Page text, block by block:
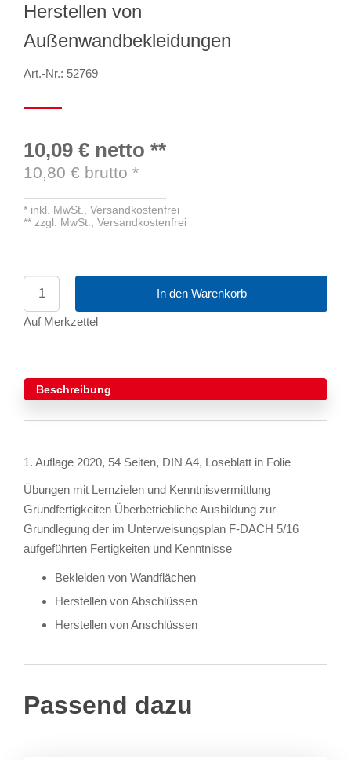
Herstellen von
Außenwandbekleidungen
Art.-Nr.: 52769
10,09 € netto **
10,80 € brutto *
* inkl. MwSt., Versandkostenfrei
** zzgl. MwSt., Versandkostenfrei
In den Warenkorb
Auf Merkzettel
Beschreibung
1. Auflage 2020, 54 Seiten, DIN A4, Loseblatt in Folie
Übungen mit Lernzielen und Kenntnisvermittlung
Grundfertigkeiten Überbetriebliche Ausbildung zur
Grundlegung der im Unterweisungsplan F-DACH 5/16
aufgeführten Fertigkeiten und Kenntnisse
Bekleiden von Wandflächen
Herstellen von Abschlüssen
Herstellen von Anschlüssen
Passend dazu